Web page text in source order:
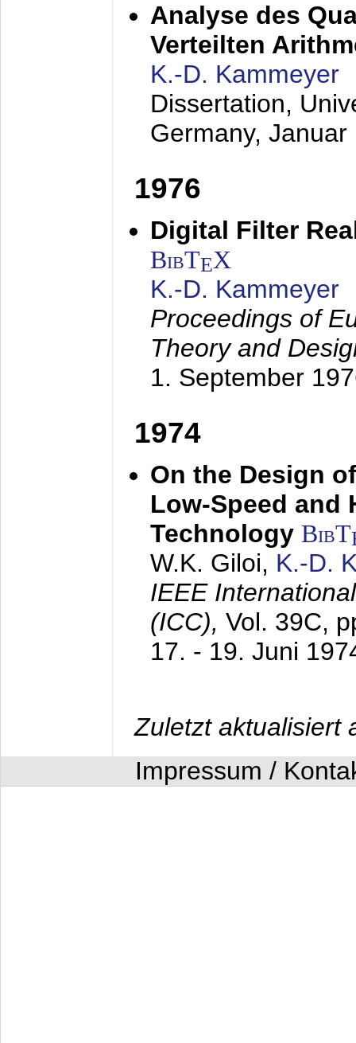
Analyse des
Verteilten
K.-D. Kammeyer
Dissertation,
Germany, Januar
1976
Digital Filter
BibTEX
K.-D. Kammeyer
Proceedings of
Theory and
1. September
1974
On the Design
Low-Speed and
Technology BibT
W.K. Giloi, K.-D.
IEEE
(ICC), Vol. 39C,
17. - 19. Juni
Zuletzt aktualisiert
Impressum /